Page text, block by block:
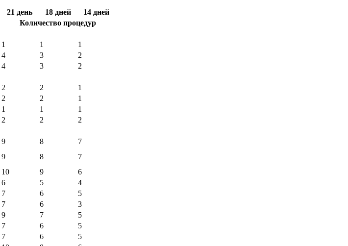
21 день 18 дней
14 дней
Количество процедур
1 1
1
4 3
2
4 3
2
2 2
1
2 2
1
1 1
1
2 2
2
9 8
7
9 8
7
10 9
6
6 5
4
7 6
5
7 6
3
9 7
5
7 6
5
7 6
5